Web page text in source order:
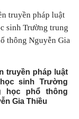
truyền pháp luật
sinh Trường
học phổ thông
Gia Thiều